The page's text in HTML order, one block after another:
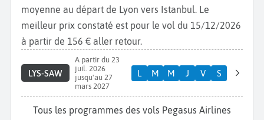
moyenne au départ de Lyon vers Istanbul. Le
meilleur prix constaté est pour le vol du 15/12/2026
à partir de 156 € aller retour.
LYS-SAW
A partir du 23
juil. 2026
jusqu'au 27
mars 2027
L M M J V S
Tous les programmes des vols Pegasus Airlines